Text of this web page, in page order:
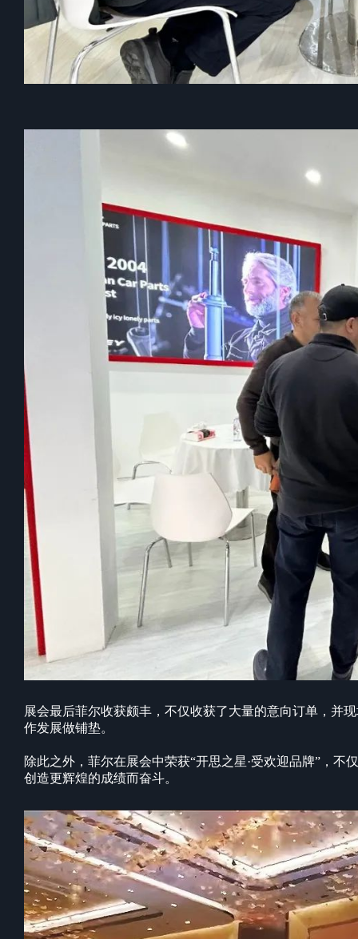
展会最后菲尔收获颇丰，不仅收获了大量的意向订单，并
作发展做铺垫。
除此之外，菲尔在展会中荣获“开思之星·受欢迎品牌”，
创造更辉煌的成绩而奋斗。